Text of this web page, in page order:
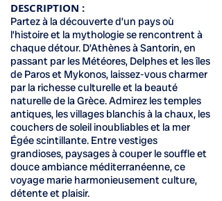
DESCRIPTION :
Partez à la découverte d’un pays où
l’histoire et la mythologie se rencontrent à
chaque détour. D’Athènes à Santorin, en
passant par les Météores, Delphes et les îles
de Paros et Mykonos, laissez-vous charmer
par la richesse culturelle et la beauté
naturelle de la Grèce. Admirez les temples
antiques, les villages blanchis à la chaux, les
couchers de soleil inoubliables et la mer
Égée scintillante. Entre vestiges
grandioses, paysages à couper le souffle et
douce ambiance méditerranéenne, ce
voyage marie harmonieusement culture,
détente et plaisir.